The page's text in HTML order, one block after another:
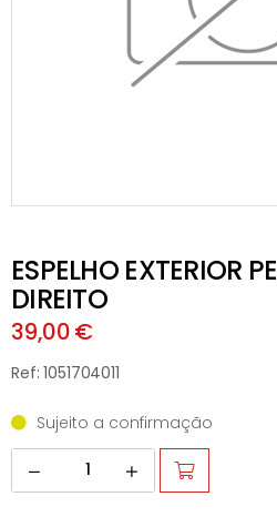
ESPELHO EXTERIOR
DIREITO
39,00 €
Ref: 1051704011
Sujeito a confirmação